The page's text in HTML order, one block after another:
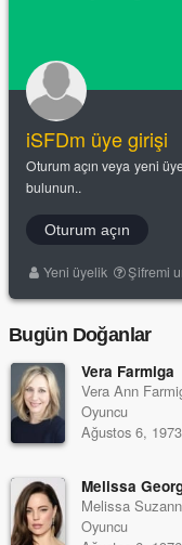
iSFDm üye girişi
Oturum açın veya yeni
bulunun..
Oturum açın
Yeni üyelik Şifremi
Bugün Doğanlar
Vera Farmiga
Vera Ann
Oyuncu
Ağustos 6, 1973
Melissa
Melissa
Oyuncu